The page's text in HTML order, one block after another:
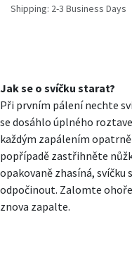
Shipping: 2-3 Business Days
Jak se o svíčku starat?
Při prvním pálení nechte
se dosáhlo úplného
každým zapálením
popřípadě zastřihněte
opakovaně zhasíná, svíčku
odpočinout. Zalomte
znova zapalte.